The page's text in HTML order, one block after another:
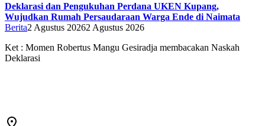
Deklarasi dan Pengukuhan Perdana UKEN Kupang,
Wujudkan Rumah Persaudaraan Warga Ende di Naimata
Berita2 Agustus 20262 Agustus 2026
Ket : Momen Robertus Mangu Gesiradja membacakan Naskah
Deklarasi